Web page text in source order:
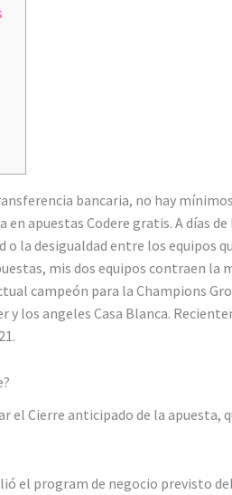
bancaria, no hay
apuestas Codere gratis. A días
la desigualdad entre los equipos
mis dos equipos contraen
campeón para la Champions
los angeles Casa Blanca.
el Cierre anticipado de la
el program de negocio previsto